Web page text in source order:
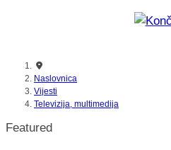
Recenzija:
Naslovnica
Vijesti
Televizija, multimedija
Featured